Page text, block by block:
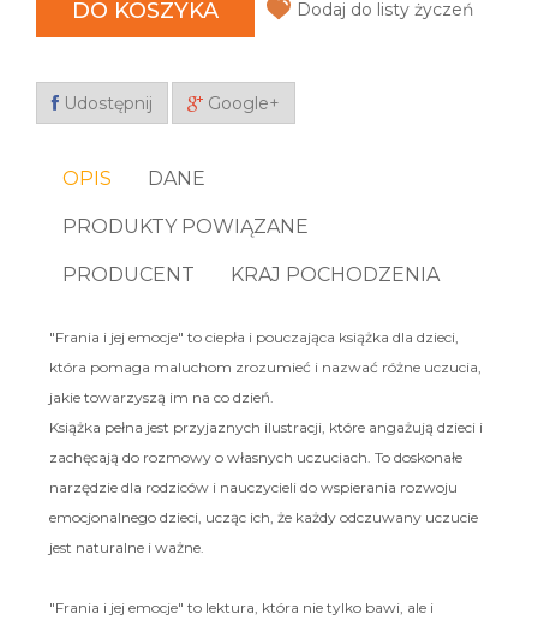
DO KOSZYKA Dodaj do listy życzeń
Udostępnij Google+
OPIS DANE
PRODUKTY POWIĄZANE
PRODUCENT KRAJ POCHODZENIA
"Frania i jej emocje" to ciepła i pouczająca książka dla dzieci,
która pomaga maluchom zrozumieć i nazwać różne uczucia,
jakie towarzyszą im na co dzień.
Książka pełna jest przyjaznych ilustracji, które angażują dzieci i
zachęcają do rozmowy o własnych uczuciach. To doskonałe
narzędzie dla rodziców i nauczycieli do wspierania rozwoju
emocjonalnego dzieci, ucząc ich, że każdy odczuwany uczucie
jest naturalne i ważne.
"Frania i jej emocje" to lektura, która nie tylko bawi, ale i